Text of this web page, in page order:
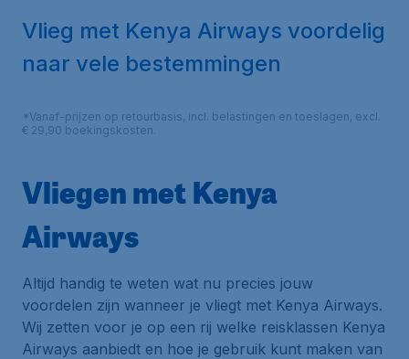
Vlieg met Kenya Airways voordelig
naar vele bestemmingen
*Vanaf-prijzen op retourbasis, incl. belastingen en toeslagen, excl.
€ 29,90 boekingskosten.
Vliegen met Kenya
Airways
Altijd handig te weten wat nu precies jouw
voordelen zijn wanneer je vliegt met Kenya Airways.
Wij zetten voor je op een rij welke reisklassen Kenya
Airways aanbiedt en hoe je gebruik kunt maken van